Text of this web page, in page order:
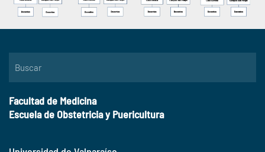
Facultad de Medicina
Escuela de Obstetricia y Puericultura